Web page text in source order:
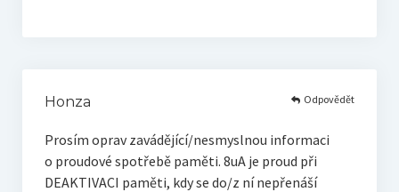
Honza
Prosím oprav zavádějící/nes­myslnou informaci
o proudové spotřebě paměti. 8uA je proud při
DEAKTIVACI paměti, kdy se do/z ní nepřenáší
Odpovědět